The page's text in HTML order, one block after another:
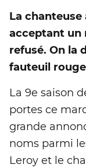
La chanteuse
acceptant un
refusé. On la
fauteuil
La 9e saison
portes ce
grande
noms parmi
Leroy et le